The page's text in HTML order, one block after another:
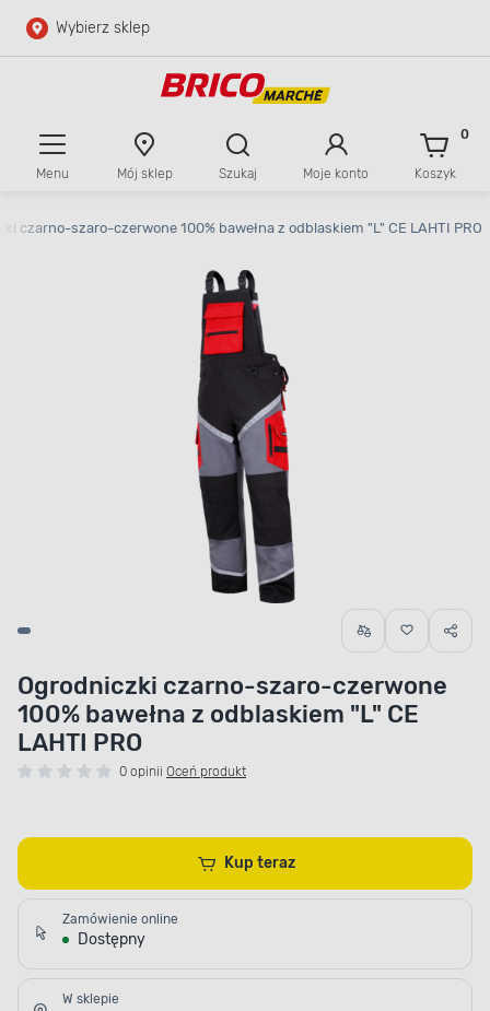
Przejdź do głównej zawartości
Wybierz sklep
Menu Mój sklep Szukaj Moje konto Koszyk
0
czarno-szaro-czerwone 100% bawełna z odblaskiem "L" CE LAHTI PRO
Ogrodniczki czarno-szaro-czerwone
100% bawełna z odblaskiem "L" CE
LAHTI PRO
0 opinii Oceń produkt
Kup teraz
Zamówienie online
Dostępny
W sklepie